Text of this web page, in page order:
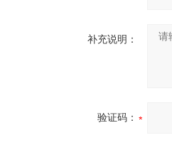
补充说明：
验证码：